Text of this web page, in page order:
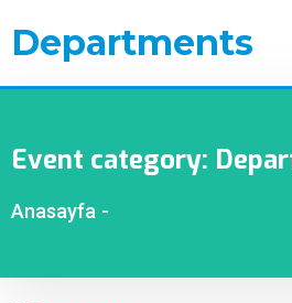
Departments
Event category:
Anasayfa -